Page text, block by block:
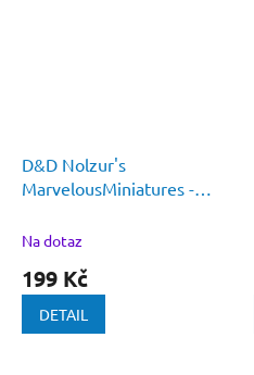
D&D Nolzur's
MarvelousMiniatures -
Na dotaz
199 Kč
DETAIL